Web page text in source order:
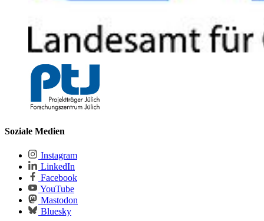
Soziale Medien
Instagram
LinkedIn
Facebook
YouTube
Mastodon
Bluesky